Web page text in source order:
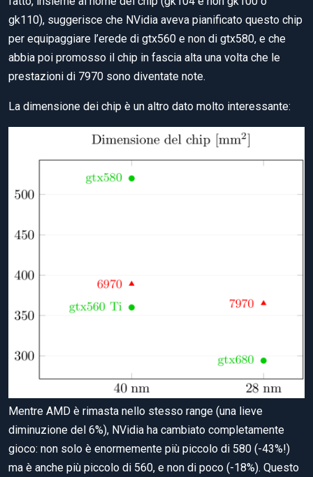
gk110), suggerisce che NVidia aveva pianificato questo chip
per equipaggiare l’erede di gtx560 e non di gtx580, e che
abbia poi promosso il chip in fascia alta una volta che le
prestazioni di 7970 sono diventate note.
La dimensione dei chip è un altro dato molto interessante:
Mentre AMD è rimasta nello stesso range (una lieve
diminuzione del 6%), NVidia ha cambiato completamente
gioco: non solo è enormemente più piccolo di 580 (-43%!)
ma è anche più piccolo di 560, e non di poco (-18%). Questo